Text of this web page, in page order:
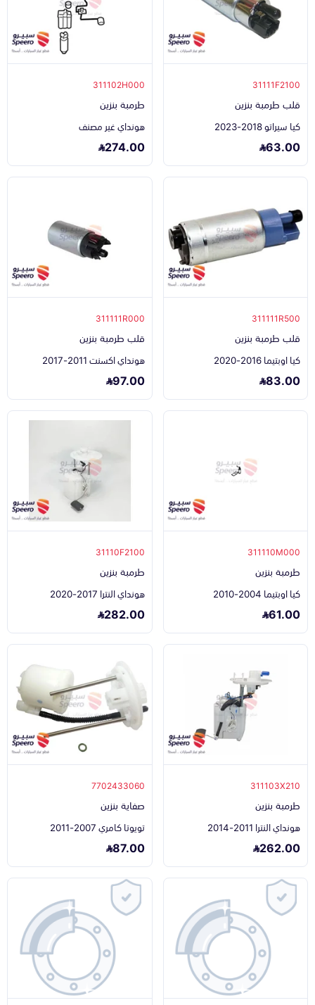
31111F2100
قلب طرمبة بنزين
كيا سيراتو 2018-2023
63.00
311102H000
طرمبة بنزين
هونداي غير مصنف
274.00
311111R500
قلب طرمبة بنزين
كيا اوبتيما 2016-2020
83.00
311111R000
قلب طرمبة بنزين
هونداي اكسنت 2011-2017
97.00
311110M000
طرمبة بنزين
كيا اوبتيما 2004-2010
61.00
31110F2100
طرمبة بنزين
هونداي النترا 2017-2020
282.00
311103X210
طرمبة بنزين
هونداي النترا 2011-2014
262.00
7702433060
صفاية بنزين
تويوتا كامري 2007-2011
87.00